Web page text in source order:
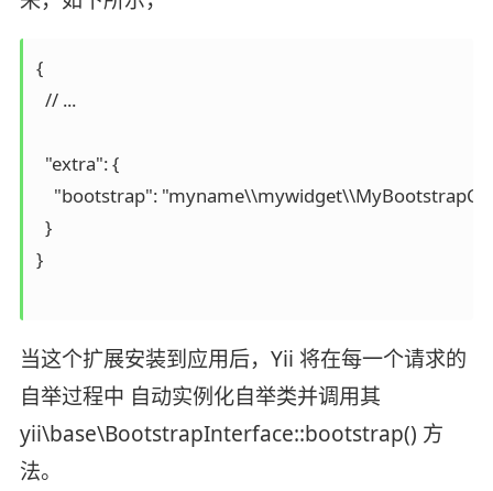
{
  // ...
  "extra": {
"bootstrap":
  }
}
当这个扩展安装到应用后，Yii 将在每一个请求的
自举过程中 自动实例化自举类并调用其
yii\base\BootstrapInterface::bootstrap() 方
法。